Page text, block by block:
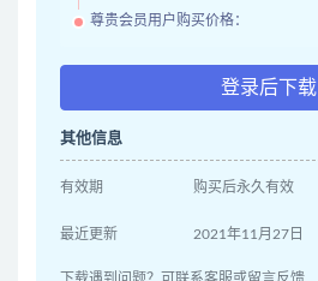
尊贵会员用户购买价格：
登录后下载
其他信息
有效期 购买后永久有效
最近更新 2021年11月27日